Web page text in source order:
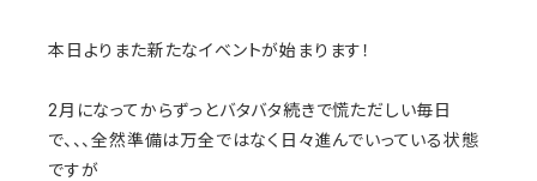
本日よりまた新たなイベントが始まります！
2月になってからずっとバタバタ続きで慌ただしい毎日
で、、、全然準備は万全ではなく日々進んでいっている状態
ですが